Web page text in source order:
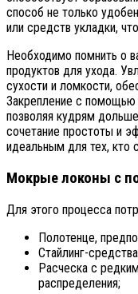
способ не только
или средств укладки,
Необходимо помнить о
продуктов для ухода.
сухости и ломкости,
Закрепление с помощью
позволяя кудрям
сочетание простоты и
идеальным для тех, кто
Мокрые локоны с
Для этого процесса
Полотенце,
Стайлинг-
Расческа с
распределения;